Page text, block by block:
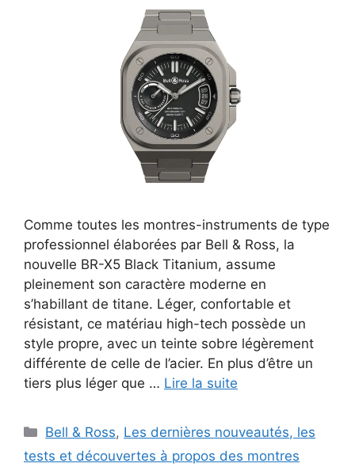
Comme toutes les montres-instruments de type
professionnel élaborées par Bell & Ross, la
nouvelle BR-X5 Black Titanium, assume
pleinement son caractère moderne en
s’habillant de titane. Léger, confortable et
résistant, ce matériau high-tech possède un
style propre, avec un teinte sobre légèrement
différente de celle de l’acier. En plus d’être un
tiers plus léger que … Lire la suite
Catégories
Bell & Ross, Les dernières nouveautés, les
tests et découvertes à propos des montres